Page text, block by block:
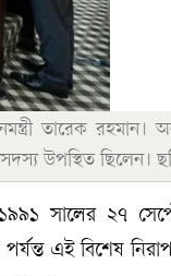
তারেক রহমান।
সদস্য উপস্থিত ছিলেন।
সালের ২৭
এই বিশেষ